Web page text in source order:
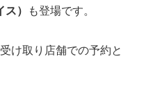
）
も登場です。
け取り店舗での予約と